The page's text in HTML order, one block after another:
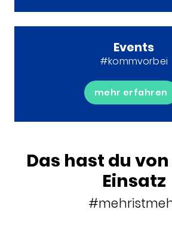
Events
#kommvorbei
mehr erfahren
Das hast du
Einsatz